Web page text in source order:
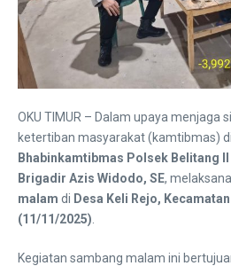
OKU TIMUR – Dalam upaya menjaga
ketertiban masyarakat (kamtibmas)
Bhabinkamtibmas Polsek Belitang
Brigadir Azis Widodo, SE,
malam di Desa Keli Rejo, Kecamatan
(11/11/2025)
Kegiatan sambang malam ini